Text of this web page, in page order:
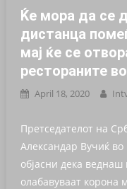
Ќе мора да се
дистанца
мај ќе се
рестораните
April 18, 2020
Претседателот на
Александар Вучиќ во
објасни дека
олабавуваат корона